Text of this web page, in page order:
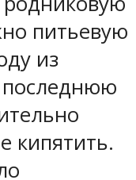
питьевую
из
последнюю
кипятить.